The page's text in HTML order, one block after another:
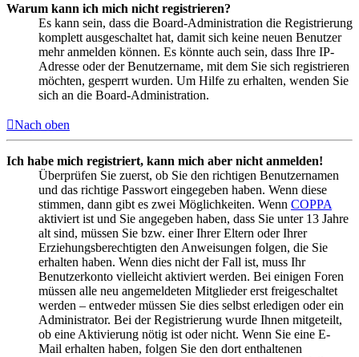
Warum kann ich mich nicht registrieren?
Es kann sein, dass die Board-Administration die Registrierung
komplett ausgeschaltet hat, damit sich keine neuen Benutzer
mehr anmelden können. Es könnte auch sein, dass Ihre IP-
Adresse oder der Benutzername, mit dem Sie sich registrieren
möchten, gesperrt wurden. Um Hilfe zu erhalten, wenden Sie
sich an die Board-Administration.
Nach oben
Ich habe mich registriert, kann mich aber nicht anmelden!
Überprüfen Sie zuerst, ob Sie den richtigen Benutzernamen
und das richtige Passwort eingegeben haben. Wenn diese
stimmen, dann gibt es zwei Möglichkeiten. Wenn COPPA
aktiviert ist und Sie angegeben haben, dass Sie unter 13 Jahre
alt sind, müssen Sie bzw. einer Ihrer Eltern oder Ihrer
Erziehungsberechtigten den Anweisungen folgen, die Sie
erhalten haben. Wenn dies nicht der Fall ist, muss Ihr
Benutzerkonto vielleicht aktiviert werden. Bei einigen Foren
müssen alle neu angemeldeten Mitglieder erst freigeschaltet
werden – entweder müssen Sie dies selbst erledigen oder ein
Administrator. Bei der Registrierung wurde Ihnen mitgeteilt,
ob eine Aktivierung nötig ist oder nicht. Wenn Sie eine E-
Mail erhalten haben, folgen Sie den dort enthaltenen